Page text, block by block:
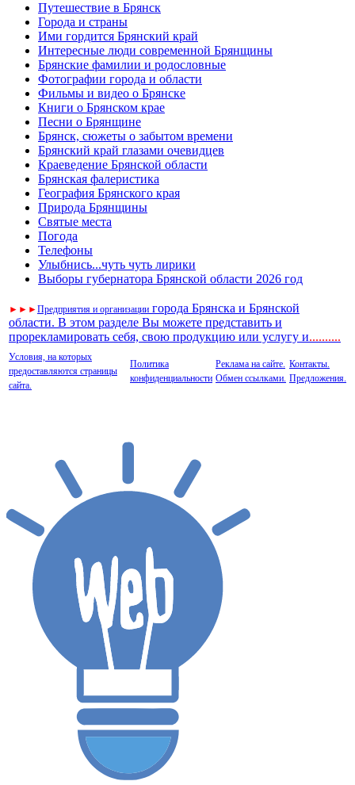
Путешествие в Брянск
Города и страны
Ими гордится Брянский край
Интересные люди современной Брянщины
Брянские фамилии и родословные
Фотографии города и области
Фильмы и видео о Брянске
Книги о Брянском крае
Песни о Брянщине
Брянск, сюжеты о забытом времени
Брянский край глазами очевидцев
Краеведение Брянской области
Брянская фалеристика
География Брянского края
Природа Брянщины
Святые места
Погода
Телефоны
Улыбнись...чуть чуть лирики
Выборы губернатора Брянской области 2026 год
► ► ►Предприятия и организации города Брянска и Брянской
области. В этом разделе Вы можете представить и
прорекламировать себя, свою продукцию или услугу и..........
Условия, на которых
предоставляются страницы
сайта.
Политика
конфиденциальности
Реклама на сайте.
Обмен ссылками.
Контакты.
Предложения.